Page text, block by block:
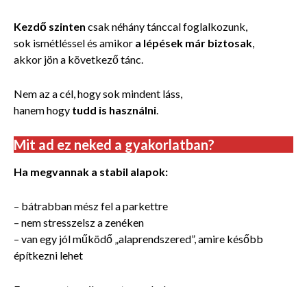
Kezdő szinten csak néhány tánccal foglalkozunk,
sok ismétléssel és amikor a lépések már biztosak,
akkor jön a következő tánc.
Nem az a cél, hogy sok mindent láss,
hanem hogy tudd is használni.
Mit ad ez neked a gyakorlatban?
Ha megvannak a stabil alapok:
– bátrabban mész fel a parkettre
– nem stresszelsz a zenéken
– van egy jól működő „alaprendszered”, amire később
építkezni lehet